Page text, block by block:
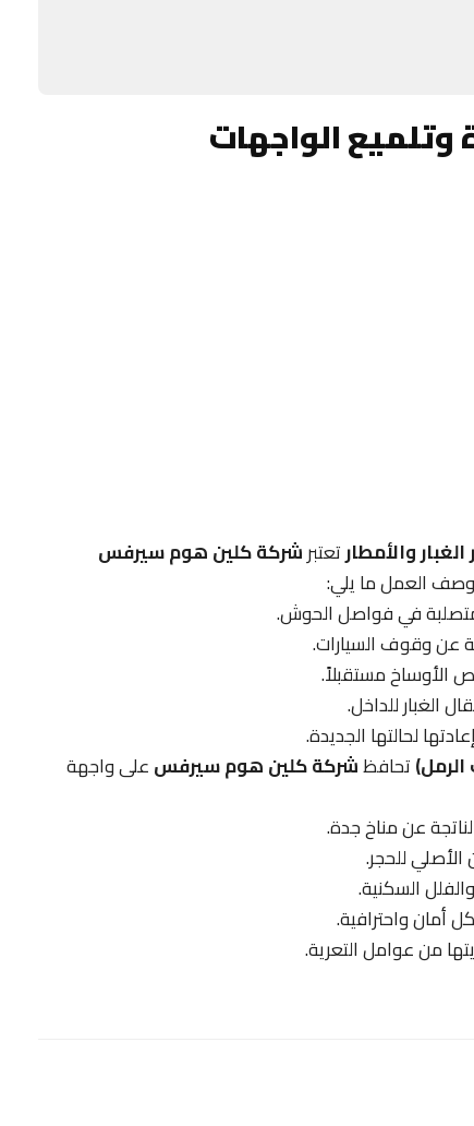
الواجهات
والأمطارتعتبرشركة كلين هوم سيرفس
العمل ما يلي:
المتصلبة في فواصل الحوش.
عن وقوف السيارات.
الأوساخ مستقبلاً.
الغبار للداخل.
لحالتها الجديدة.
تحافظشركة كلين هوم سيرفسعلى واجهة
عن مناخ جدة.
الأصلي للحجر.
السكنية.
أمان واحترافية.
من عوامل التعرية.